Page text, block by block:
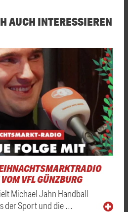
AUCH INTERESSIEREN
VFL GÜNZBURG
Michael Jahn Handball
der Sport und die …